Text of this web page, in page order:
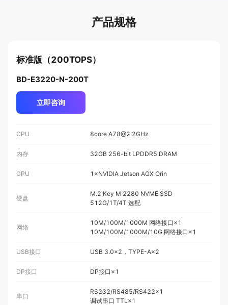
产品规格
标准版（200TOPS）
BD-E3220-N-200T
立即咨询
CPU 8core A78@2.2GHz
内存 32GB 256-bit LPDDR5 DRAM
GPU 1×NVIDIA Jetson AGX Orin
硬盘
M.2 Key M 2280 NVME SSD
512G/1T/4T 选配
网络
10M/100M/1000M 网络接口×1
10M/100M/1000M/10G 网络接口×1
USB接口 USB 3.0×2，TYPE-A×2
DP接口 DP接口×1
串口
RS232/RS485/RS422×1
调试串口 TTL×1